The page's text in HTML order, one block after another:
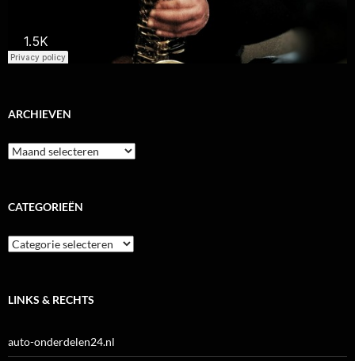
ARCHIEVEN
Archieven
CATEGORIEËN
Categorieën
LINKS & RECHTS
auto-onderdelen24.nl